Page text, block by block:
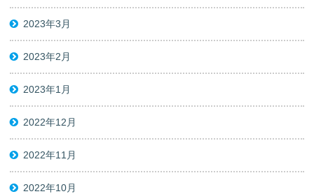
2023年3月
2023年2月
2023年1月
2022年12月
2022年11月
2022年10月